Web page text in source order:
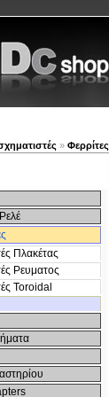
» Φερρίτες
Πλακέτας
Ρευματος
Toroidal